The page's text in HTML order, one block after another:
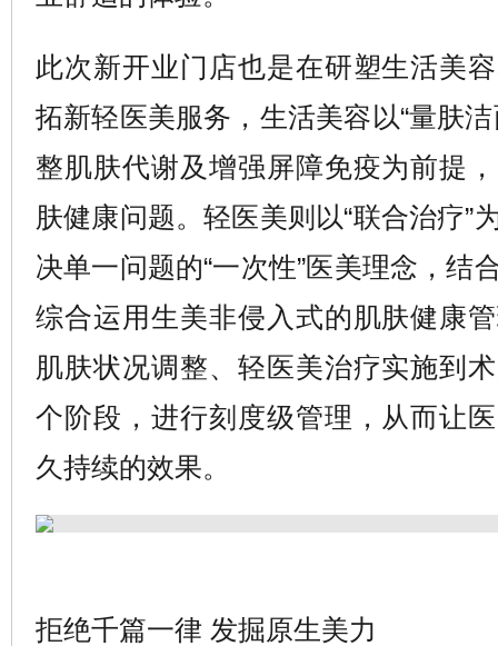
此次新开业门店也是在研塑生活美
拓新轻医美服务，生活美容以“量肤
整肌肤代谢及增强屏障免疫为前提
肤健康问题。轻医美则以“联合治疗”
决单一问题的“一次性”医美理念，结
综合运用生美非侵入式的肌肤健康
肌肤状况调整、轻医美治疗实施到
个阶段，进行刻度级管理，从而让
久持续的效果。
拒绝千篇一律 发掘原生美力